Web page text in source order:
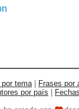
por tema| Frases por
por país